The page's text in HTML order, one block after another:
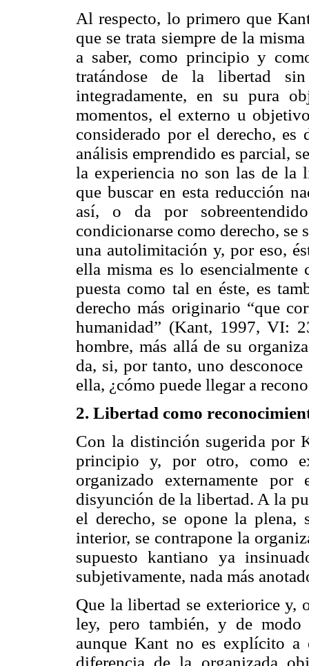
Al respecto, lo primero que
que se trata siempre de la
a saber, como principio y
tratándose de la libertad
integradamente, en su pura
momentos, el externo u
considerado por el derecho, es
análisis emprendido es parcial,
la experiencia no son las de la
que buscar en esta reducción
así, o da por
condicionarse como derecho, se
una autolimitación y, por eso,
ella misma es lo
puesta como tal en éste, es
derecho más originario “que
humanidad” (Kant, 1997, VI:
hombre, más allá de su
da, si, por tanto, uno
ella, ¿cómo puede llegar a
2. Libertad como
Con la distinción sugerida por
principio y, por otro, como
organizado externamente
disyunción de la libertad. A la
el derecho, se opone la
interior, se contrapone la
supuesto kantiano ya
subjetivamente, nada más
Que la libertad se exteriorice y,
ley, pero también, y de modo
aunque Kant no es explícito a